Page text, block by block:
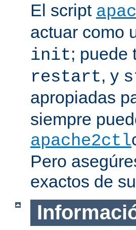
El script
actuar como
init; puede
restart, y
apropiadas
siempre
apache2ctl
Pero
exactos de